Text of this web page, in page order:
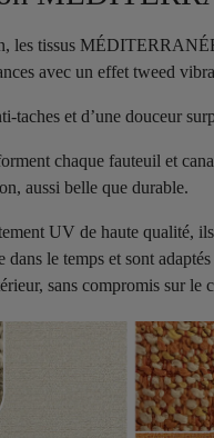
les tissus
avec un effet tweed
taches et d’une douceur
chaque fauteuil et
aussi belle que durable.
UV de haute qualité,
dans le temps et sont
sans compromis sur le